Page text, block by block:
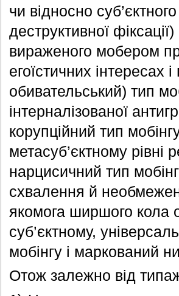
чи відносно
деструктивної
вираженого мобером
егоїстичних інтересах
обивательський) тип
інтерналізованої
корупційний тип
метасуб’єктному рівні
нарцисичний тип
схвалення й
якомога ширшого кола
суб’єктному,
мобінгу і маркований
Отож залежно від